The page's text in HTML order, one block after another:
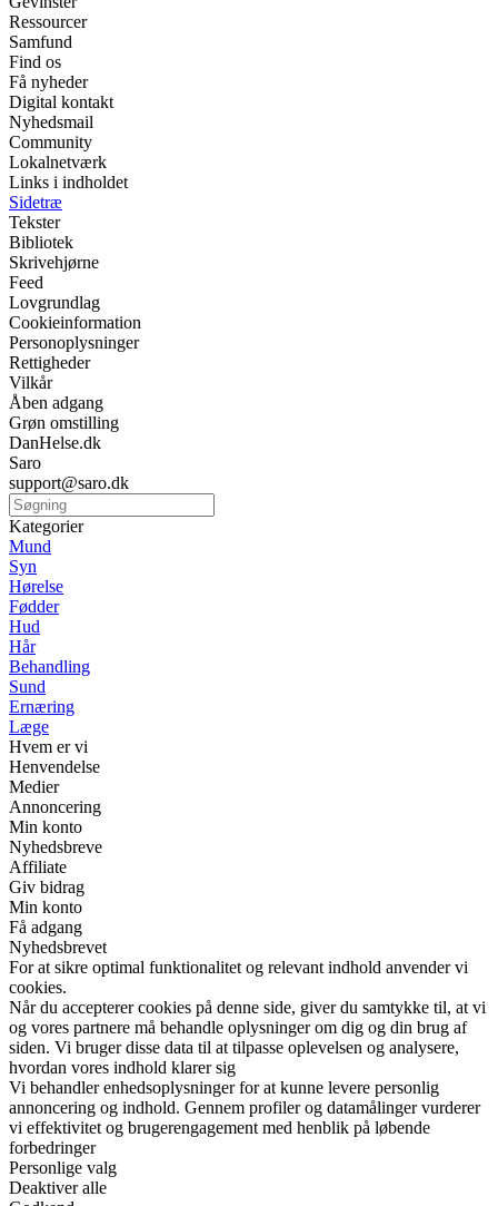
Ressourcer
Samfund
Find os
Få nyheder
Digital kontakt
Nyhedsmail
Community
Lokalnetværk
Links i indholdet
Sidetræ
Tekster
Bibliotek
Skrivehjørne
Feed
Lovgrundlag
Cookieinformation
Personoplysninger
Rettigheder
Vilkår
Åben adgang
Grøn omstilling
DanHelse.dk
Saro
support@saro.dk
Kategorier
Mund
Syn
Hørelse
Fødder
Hud
Hår
Behandling
Sund
Ernæring
Læge
Hvem er vi
Henvendelse
Medier
Annoncering
Min konto
Nyhedsbreve
Affiliate
Giv bidrag
Min konto
Få adgang
Nyhedsbrevet
For at sikre optimal funktionalitet og relevant indhold anvender vi
cookies.
Når du accepterer cookies på denne side, giver du samtykke til, at vi
og vores partnere må behandle oplysninger om dig og din brug af
siden. Vi bruger disse data til at tilpasse oplevelsen og analysere,
hvordan vores indhold klarer sig
Vi behandler enhedsoplysninger for at kunne levere personlig
annoncering og indhold. Gennem profiler og datamålinger vurderer
vi effektivitet og brugerengagement med henblik på løbende
forbedringer
Personlige valg
Deaktiver alle